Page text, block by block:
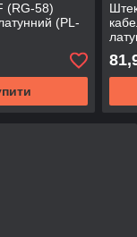
(RG-58)
(PL-